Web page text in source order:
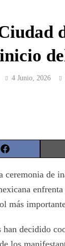
4 Junio, 2026
Share
Facebook
ceremonia de
más
han decidido